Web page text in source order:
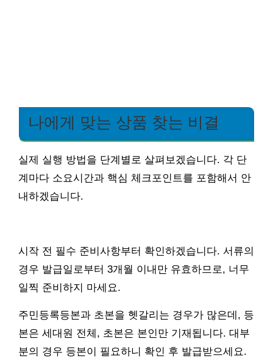
나에게 맞는 상품 찾는 비결
실제 실행 방법을 단계별로 살펴보겠습니다. 각 단
계마다 소요시간과 핵심 체크포인트를 포함해서 안
내하겠습니다.
시작 전 필수 준비사항부터 확인하겠습니다. 서류의
경우 발급일로부터 3개월 이내만 유효하므로, 너무
일찍 준비하지 마세요.
주민등록등본과 초본을 헷갈리는 경우가 많은데, 등
본은 세대원 전체, 초본은 본인만 기재됩니다. 대부
분의 경우 등본이 필요하니 확인 후 발급받으세요.